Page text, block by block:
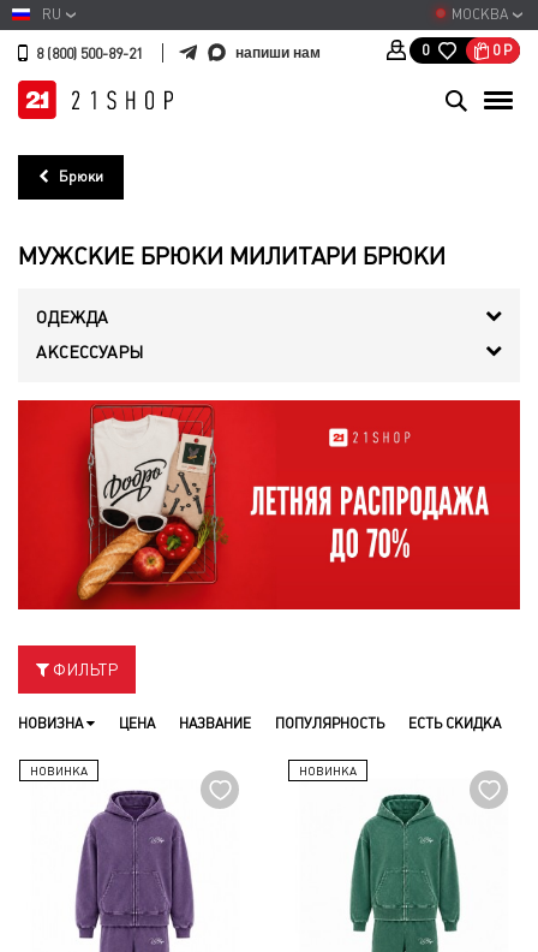
МОСКВА
RU
8 (800) 500-89-21 напиши нам 0 0 Р
Брюки
МУЖСКИЕ БРЮКИ МИЛИТАРИ БРЮКИ
ОДЕЖДА
АКСЕССУАРЫ
ФИЛЬТР
НОВИЗНА ЦЕНА НАЗВАНИЕ ПОПУЛЯРНОСТЬ ЕСТЬ СКИДКА
НОВИНКА НОВИНКА